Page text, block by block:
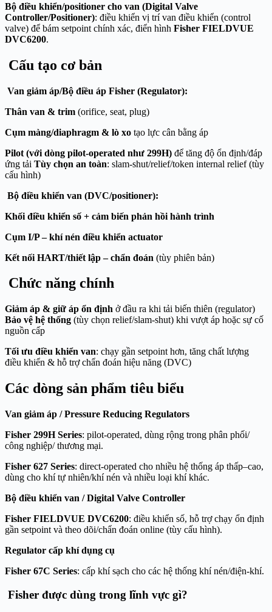
Bộ điều khiển/positioner cho van (Digital Valve
Controller/Positioner): điều khiển vị trí van điều khiển (control
valve) để bám setpoint chính xác, điển hình Fisher FIELDVUE
DVC6200.
Cấu tạo cơ bản
Van giảm áp/Bộ điều áp Fisher (Regulator):
Thân van & trim (orifice, seat, plug)
Cụm màng/diaphragm & lò xo tạo lực cân bằng áp
Pilot (với dòng pilot-operated như 299H) để tăng độ ổn định/đáp
ứng tải Tùy chọn an toàn: slam-shut/relief/token internal relief (tùy
cấu hình)
Bộ điều khiển van (DVC/positioner):
Khối điều khiển số + cảm biến phản hồi hành trình
Cụm I/P – khí nén điều khiển actuator
Kết nối HART/thiết lập – chẩn đoán (tùy phiên bản)
Chức năng chính
Giảm áp & giữ áp ổn định ở đầu ra khi tải biến thiên (regulator)
Bảo vệ hệ thống (tùy chọn relief/slam-shut) khi vượt áp hoặc sự cố
nguồn cấp
Tối ưu điều khiển van: chạy gần setpoint hơn, tăng chất lượng
điều khiển & hỗ trợ chẩn đoán hiệu năng (DVC)
Các dòng sản phẩm tiêu biểu
Van giảm áp / Pressure Reducing Regulators
Fisher 299H Series: pilot-operated, dùng rộng trong phân phối/
công nghiệp/ thương mại.
Fisher 627 Series: direct-operated cho nhiều hệ thống áp thấp–cao,
dùng cho khí tự nhiên/khí nén và nhiều loại khí khác.
Bộ điều khiển van / Digital Valve Controller
Fisher FIELDVUE DVC6200: điều khiển số, hỗ trợ chạy ổn định
gần setpoint và theo dõi/chẩn đoán online (tùy cấu hình).
Regulator cấp khí dụng cụ
Fisher 67C Series: cấp khí sạch cho các hệ thống khí nén/điện-khí.
Fisher được dùng trong lĩnh vực gì?